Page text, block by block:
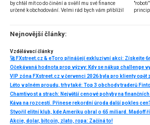
by chtěl mít co do činění a svěřil mu své finance
určené k obchodování. Velmi rád bych vám přiblížil
několik příkladů nejznámějších z nich.
Nejnovější články:
Vzdělávací články
Očekávaná hodnota prop výzvy: Kdy se nákup challenge
VIP zóna FXstreet.cz v červenci 2026 byla pro klienty opět
Káva na rozcestí. Přinese rekordní úroda další pokles
Akcie, dolar, bitcoin, zlato, ropa: Začíná to!